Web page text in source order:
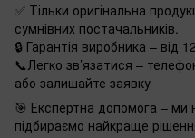
✅ Тільки оригінальна
сумнівних постачальників.
🔒 Гарантія виробника – від
📞Легко зв’язатися –
або залишайте заявку
🎯 Експертна допомога –
підбираємо найкраще